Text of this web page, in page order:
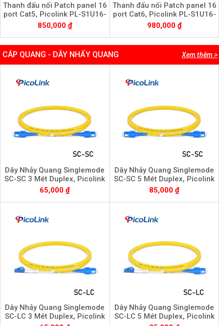
Thanh đấu nối Patch panel 16
port Cat5, Picolink PL-S1U16-
C5
850,000 ₫
Thanh đấu nối Patch panel 16
port Cat6, Picolink PL-S1U16-
C6
980,000 ₫
Xem thêm >
CÁP QUANG - DÂY NHẨY QUANG
Dây Nhảy Quang Singlemode
SC-SC 3 Mét Duplex, Picolink
PL-SCSC03S
65,000 ₫
Dây Nhảy Quang Singlemode
SC-SC 5 Mét Duplex, Picolink
PL-SCSC05S
85,000 ₫
Dây Nhảy Quang Singlemode
SC-LC 3 Mét Duplex, Picolink
Dây Nhảy Quang Singlemode
SC-LC 5 Mét Duplex, Picolink